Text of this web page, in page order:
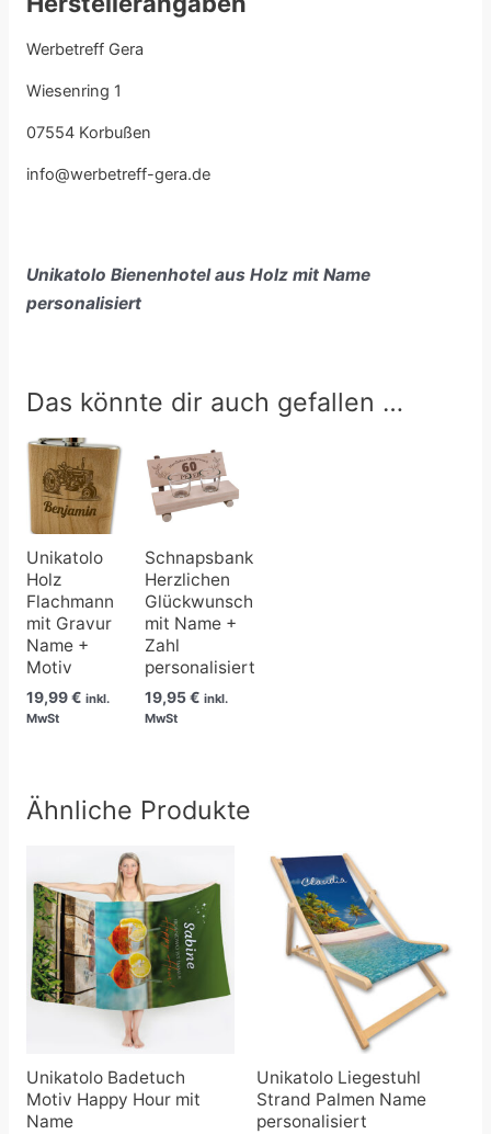
Werbetreff Gera
Wiesenring 1
07554 Korbußen
info@werbetreff-gera.de
Unikatolo Bienenhotel aus Holz mit Name
personalisiert
Das könnte dir auch gefallen …
Unikatolo
Holz
Flachmann
mit Gravur
Name +
Motiv
19,99€ inkl.
MwSt
Schnapsbank
Herzlichen
Glückwunsch
mit Name +
Zahl
personalisiert
19,95€ inkl.
MwSt
Ähnliche Produkte
Unikatolo Badetuch
Motiv Happy Hour mit
Name
bis
39,90 €
Unikatolo Liegestuhl
Strand Palmen Name
personalisiert